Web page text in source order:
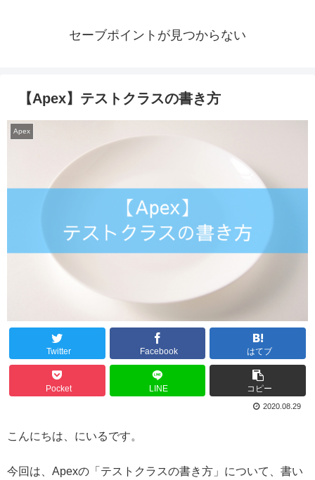
セーブポイントが見つからない
【Apex】テストクラスの書き方
Apex
Twitter Facebook はてブ
Pocket LINE コピー
2020.08.29
こんにちは、にいるです。
今回は、Apexの「テストクラスの書き方」について、書い